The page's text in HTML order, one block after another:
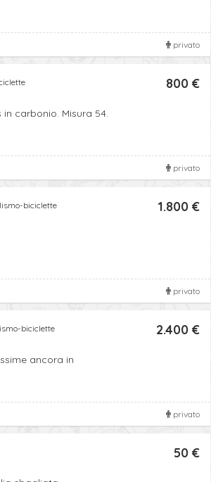
privato
carbonio. Misura 54.
800 €
privato
biciclette 1.800 €
privato
biciclette
ancora in
2.400 €
privato
50 €